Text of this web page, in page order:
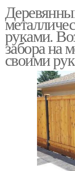
руками.
забора на
своими